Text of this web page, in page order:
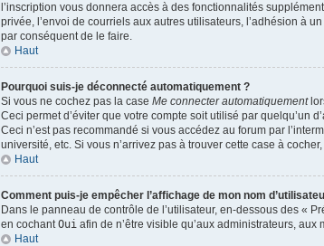
l’inscription vous donnera accès à des fonctionnalités
privée, l’envoi de courriels aux autres utilisateurs, l’adhésion à
par conséquent de le faire.
Haut
Pourquoi suis-je déconnecté automatiquement ?
Si vous ne cochez pas la case Me connecter automatiquement
Ceci permet d’éviter que votre compte soit utilisé par quelqu’un
Ceci n’est pas recommandé si vous accédez au forum par
université, etc. Si vous n’arrivez pas à trouver cette case à
Haut
Comment puis-je empêcher l’affichage de mon nom
Dans le panneau de contrôle de l’utilisateur, en-dessous des «
en cochantOui afin de n’être visible qu’aux administrateurs,
Haut